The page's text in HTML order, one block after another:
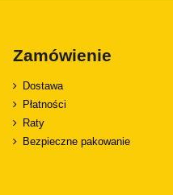
Zamówienie
Dostawa
Płatności
Raty
Bezpieczne pakowanie